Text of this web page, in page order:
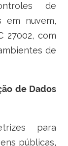
de
em nuvem,
27002, com
de
de Dados
para
públicas,